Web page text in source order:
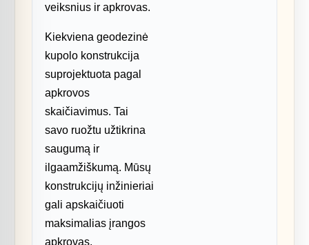
veiksnius ir apkrovas.
Kiekviena geodezinė
kupolo konstrukcija
suprojektuota pagal
apkrovos
skaičiavimus. Tai
savo ruožtu užtikrina
saugumą ir
ilgaamžiškumą. Mūsų
konstrukcijų inžinieriai
gali apskaičiuoti
maksimalias įrangos
apkrovas,